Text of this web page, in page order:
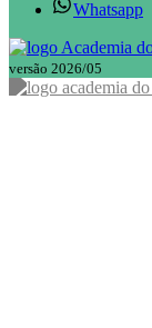
Whatsapp
versão 2026/05